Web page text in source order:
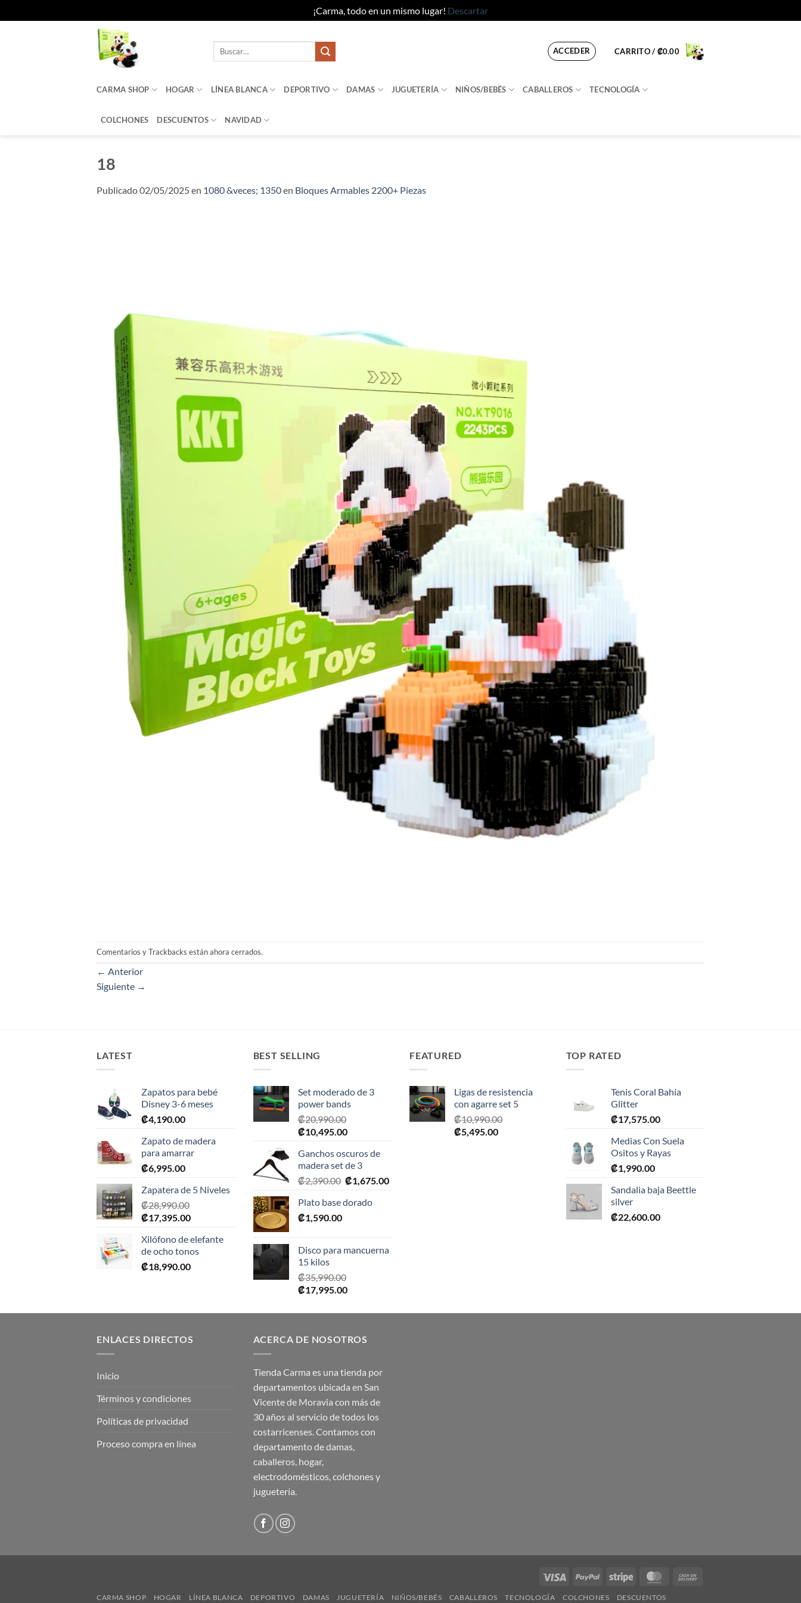
¡Carma, todo en un mismo lugar! Descartar
Buscar
ACCEDER CARRITO / ₡0.00
CARMA SHOP HOGAR LÍNEA BLANCA DEPORTIVO DAMAS JUGUETERÍA NIÑOS/BEBÉS CABALLEROS TECNOLOGÍA
COLCHONES DESCUENTOS NAVIDAD
18
Publicado02/05/2025en 1080 &veces; 1350en Bloques Armables 2200+ Piezas
Comentarios y Trackbacks están ahora cerrados.
← Anterior
Siguiente →
LATEST
Zapatos para bebé
Disney 3-6 meses
₡4,190.00
Zapato de madera
para amarrar
₡6,995.00
Zapatera de 5 Niveles
₡28,990.00
El
original
era:
₡28,990.00.
₡17,395.00El
actual
es:
₡17,395.00.
Xilófono de elefante
de ocho tonos
₡18,990.00
BEST SELLING
Set moderado de 3
power bands
₡20,990.00
El
original
era:
₡20,990.00.
₡10,495.00El
actual
es:
₡10,495.00.
Ganchos oscuros de
madera set de 3
₡2,390.00 El
original
₡1,675.00El
Plato base dorado
₡1,590.00
Disco para mancuerna
15 kilos
₡35,990.00
El
original
₡35,990.00.
₡17,995.00El
actual
₡17,995.00.
FEATURED
Ligas de resistencia
con agarre set 5
₡10,990.00
El
₡5,495.00El
TOP RATED
Tenis Coral Bahía
Glitter
₡17,575.00
Medias Con Suela
Ositos y Rayas
₡1,990.00
Sandalia baja Beettle
silver
₡22,600.00
ENLACES DIRECTOS
Inicio
Términos y condiciones
Políticas de privacidad
Proceso compra en línea
ACERCA DE NOSOTROS
Tienda Carma es una tienda por
departamentos ubicada en San
Vicente de Moravia con más de
30 años al servicio de todos los
costarricenses. Contamos con
departamento de damas,
caballeros, hogar,
electrodomésticos, colchones y
juguetería.
Visa PayPal Stripe MasterCard
CARMA SHOP HOGAR LÍNEA BLANCA DEPORTIVO DAMAS JUGUETERÍA NIÑOS/BEBÉS CABALLEROS TECNOLOGÍA COLCHONES
DESCUENTOS